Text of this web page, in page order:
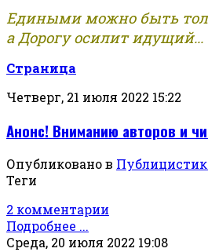
Едиными можно быть
а Дорогу осилит идущий...
Страница
Четверг, 21 июля 2022 15:22
Анонс! Вниманию авторов и
Опубликовано в
Теги
2 комментарии
Подробнее ...
Среда, 20 июля 2022 19:08